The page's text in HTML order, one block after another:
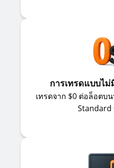
การเทรดแบบไ
เทรดจาก $0 ต่อล็อตบ
Standard